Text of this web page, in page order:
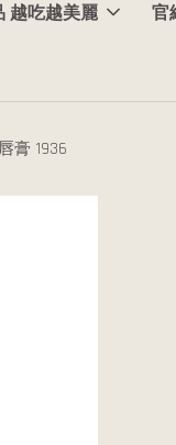
越吃越美麗 官
膏 1936